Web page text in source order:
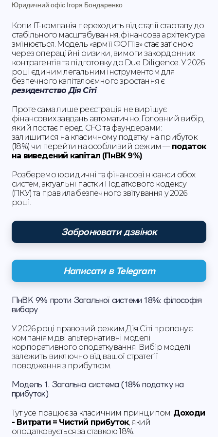
Юридичний офіс Ігоря Бондаренко
Коли IT-компанія переходить від стадії стартапу до
стабільного масштабування, фінансова архітектура
змінюється. Модель «армії ФОПів» стає затісною
через операційні ризики, вимоги закордонних
контрагентів та підготовку до Due Diligence. У 2026
році єдиним легальним інструментом для
безпечного капіталоємного зростання є
резидентство Дія Сіті.
Проте сама лише реєстрація не вирішує
фінансових завдань автоматично. Головний вибір,
який постає перед CFO та фаундерами:
залишитися на класичному податку на прибуток
(18%) чи перейти на особливий режим — податок
на виведений капітал (ПнВК 9%).
Розберемо юридичні та фінансові нюанси обох
систем, актуальні пастки Податкового кодексу
(ПКУ) та правила безпечного звітування у 2026
році.
Забронювати дзвінок
Написати в Telegram
ПнВК 9% проти Загальної системи 18%: філософія
вибору
У 2026 році правовий режим Дія Сіті пропонує
компаніям дві альтернативні моделі
корпоративного оподаткування. Вибір моделі
залежить виключно від вашої стратегії
поводження з прибутком.
Модель 1. Загальна система (18% податку на
прибуток)
Тут усе працює за класичним принципом: Доходи
- Витрати = Чистий прибуток, який
оподатковується за ставкою 18%.